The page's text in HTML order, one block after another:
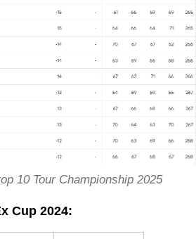
10 Tour Championship 2025
Cup 2024: